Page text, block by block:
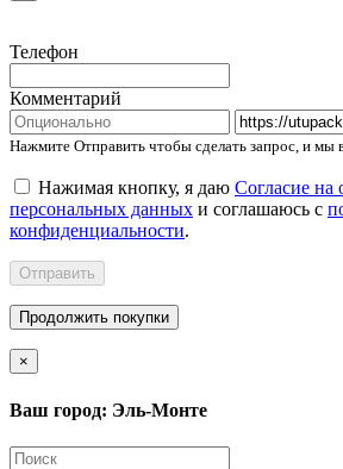
Телефон
Комментарий
Нажмите Отправить чтобы сделать запрос, и мы
Нажимая кнопку, я даю Согласие на
персональных данных и соглашаюсь с
конфиденциальности.
Отправить
Продолжить покупки
×
Ваш город: Эль-Монте